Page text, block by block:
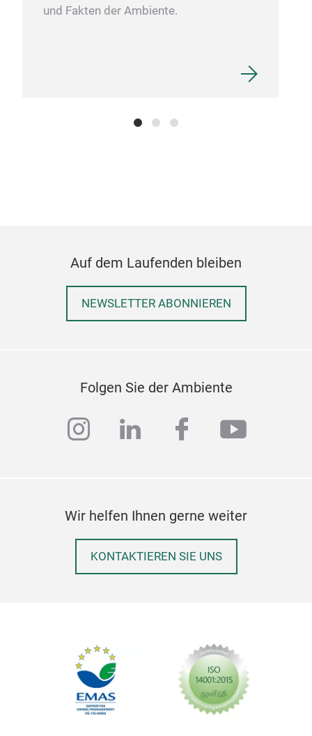
und Fakten der Ambiente.
Auf dem Laufenden bleiben
NEWSLETTER ABONNIEREN
Folgen Sie der Ambiente
instagram
linkedinfacebook
Wir helfen Ihnen gerne weiter
KONTAKTIEREN SIE UNS